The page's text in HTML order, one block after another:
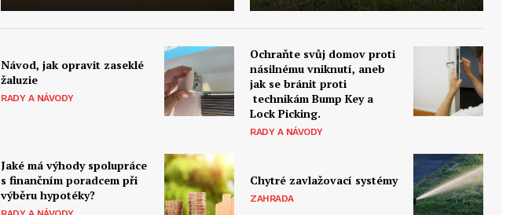
Návod, jak opravit zaseklé
žaluzie
RADY A NÁVODY
Ochraňte svůj domov proti
násilnému vniknutí, aneb
jak se bránit proti
technikám Bump Key a
Lock Picking.
RADY A NÁVODY
Jaké má výhody spolupráce
s finančním poradcem při
výběru hypotéky?
Chytré zavlažovací systémy
ZAHRADA